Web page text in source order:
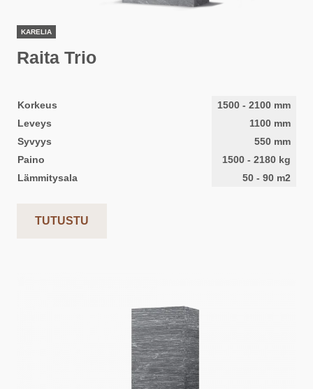
KARELIA
Raita Trio
Korkeus 1500 - 2100 mm
Leveys
1100 mm
Syvyys
550 mm
Paino
1500 - 2180 kg
Lämmitysala
50 - 90 m2
TUTUSTU